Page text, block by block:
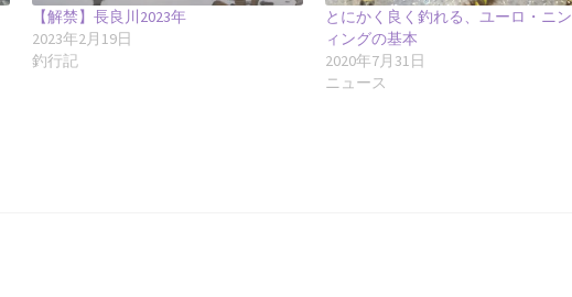
【解禁】長良川2023年
2023年2月19日
釣行記
とにかく良く釣れる、ユーロ・ニ
ィングの基本
2020年7月31日
ニュース